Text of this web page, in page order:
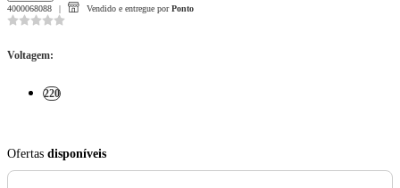
4000068088 Vendido e entregue por Ponto
Voltagem:
220
Ofertas disponíveis